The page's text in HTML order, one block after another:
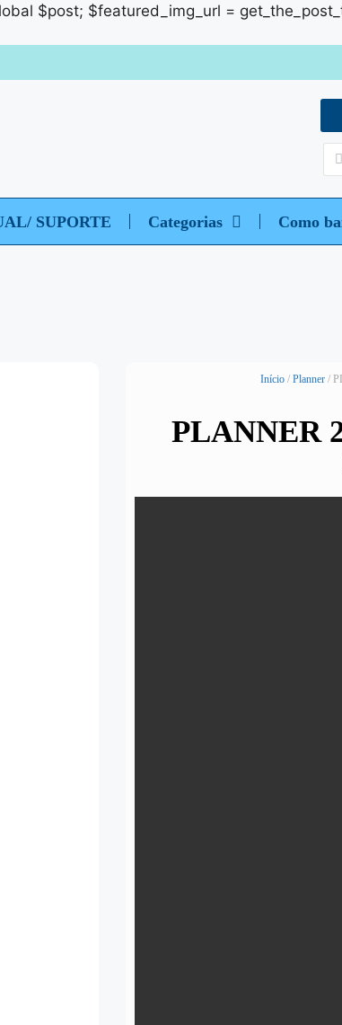
$post; $featured_img_url =
SUPORTE Categorias Como
Início/ Planner/
PLANNER